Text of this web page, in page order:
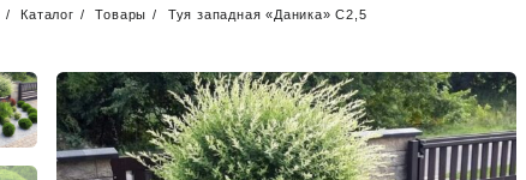
Каталог Товары Туя западная «Даника» С2,5